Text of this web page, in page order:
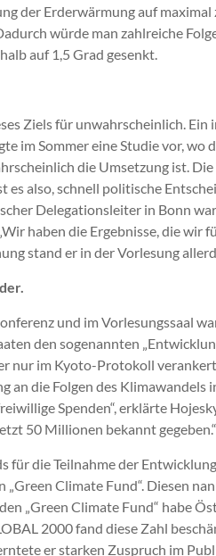
der Erderwärmung auf
würde man zahlreiche
auf 1,5 Grad gesenkt.
Ziels für unwahrscheinlich.
im Sommer eine Studie vor, wo
die Umsetzung ist.
es also, schnell politische
Delegationsleiter in Bonn
haben die Ergebnisse, die wir
stand er in der Vorlesung
und im Vorlesungssaal
den sogenannten
nur im Kyoto-Protokoll
an die Folgen des
Spenden“, erklärte
50 Millionen bekannt gegeben.“
für die Teilnahme der
Climate Fund“. Diesen
„Green Climate Fund“ habe
2000 fand diese Zahl
er starken Zuspruch im